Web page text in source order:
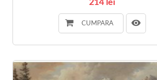
214 lei
CUMPARA